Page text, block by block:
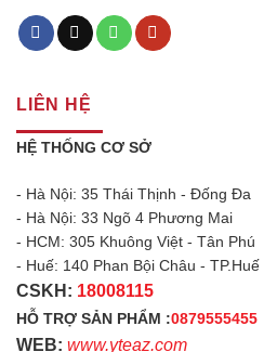
LIÊN HỆ
HỆ THỐNG CƠ SỞ
- Hà Nội: 35 Thái Thịnh - Đống Đa
- Hà Nội: 33 Ngõ 4 Phương Mai
- HCM: 305 Khuông Việt - Tân Phú
- Huế: 140 Phan Bội Châu - TP.Huế
CSKH: 18008115
HỖ TRỢ SẢN PHẨM :0879555455
WEB: www.yteaz.com